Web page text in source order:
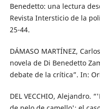
Benedetto: una lectura
Revista Intersticio de la
25-44.
DÁMASO MARTÍNEZ,
novela de Di Benedetto
debate de la crítica”. In:
DEL VECCHIO, Alejandro.